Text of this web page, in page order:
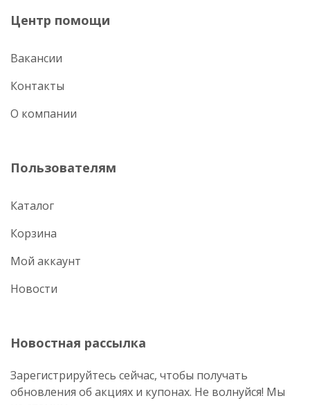
Центр помощи
Вакансии
Контакты
О компании
Пользователям
Каталог
Корзина
Мой аккаунт
Новости
Новостная рассылка
Зарегистрируйтесь сейчас, чтобы получать
обновления об акциях и купонах. Не волнуйся! Мы